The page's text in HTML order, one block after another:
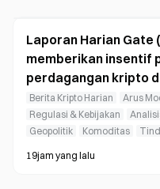
Laporan Harian Gate
memberikan insentif
perdagangan kripto
pajak keuntungan
Berita Kripto Harian Arus
Regulasi & Kebijakan
Geopolitik
Komoditas
19jam yang lalu